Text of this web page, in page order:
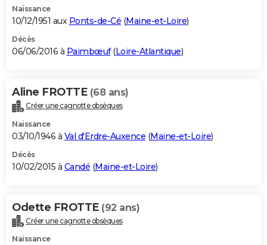
Naissance
10/12/1951 aux Ponts-de-Cé (Maine-et-Loire)
Décès
06/06/2016 à Paimbœuf(Loire-Atlantique)
Aline FROTTE (68 ans)
Créer une cagnotte obsèques
Naissance
03/10/1946 à Val d'Erdre-Auxence (Maine-et-Loire)
Décès
10/02/2015 à Candé (Maine-et-Loire)
Odette FROTTE (92 ans)
Créer une cagnotte obsèques
Naissance